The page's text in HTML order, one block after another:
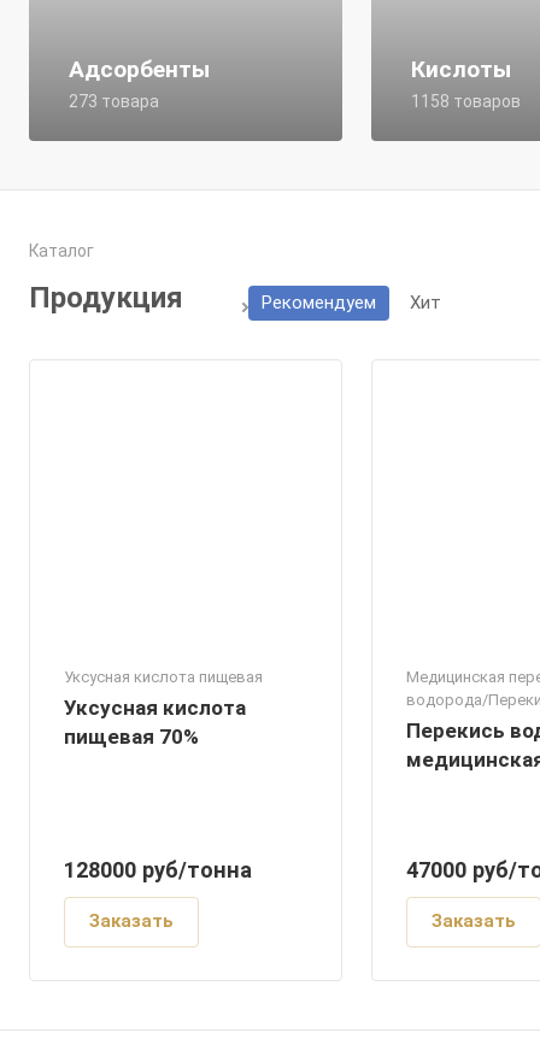
Адсорбенты
273 товара
Кислоты
1158 товаров
Каталог
Продукция Рекомендуем Хит
Уксусная кислота пищевая
Уксусная кислота
пищевая 70%
128000 руб/тонна
Заказать
Медицинская
водорода/
37%/Перекись
Перекись
Перекись
Перекись
47000 руб/
Заказать